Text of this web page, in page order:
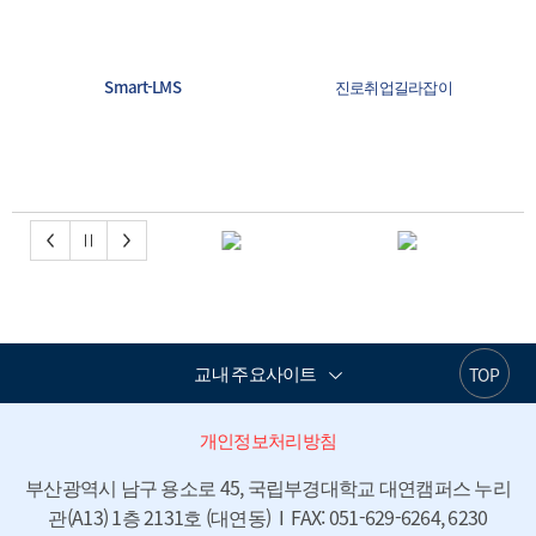
Smart-LMS 진로취업길라잡이
TOP
교내 주요사이트
개인정보처리방침
부산광역시 남구 용소로 45, 국립부경대학교 대연캠퍼스 누리
관(A13) 1층 2131호 (대연동)  I  FAX: 051-629-6264, 6230